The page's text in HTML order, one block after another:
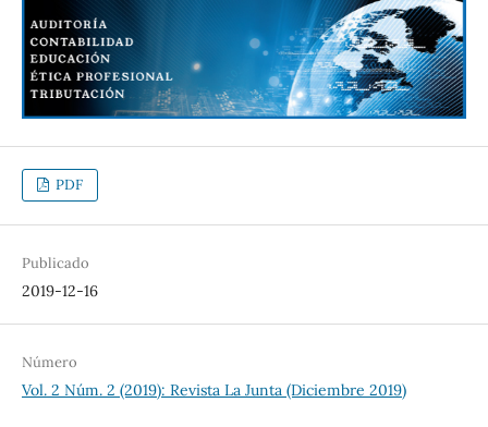
PDF
Publicado
2019-12-16
Número
Vol. 2 Núm. 2 (2019): Revista La Junta (Diciembre 2019)